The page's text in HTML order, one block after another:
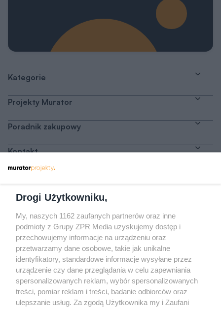
Kategorie
Projekty Murator
Poradnik zakupowy
Kontakt
Odwiedź grupę na Facebooku
Gdybym budował drugi raz - mądry Polak
przed budową
Forum Muratora
Drogi Użytkowniku,
My, naszych 1162 zaufanych partnerów oraz inne
podmioty z Grupy ZPR Media uzyskujemy dostęp i
przechowujemy informacje na urządzeniu oraz
przetwarzamy dane osobowe, takie jak unikalne
identyfikatory, standardowe informacje wysyłane przez
urządzenie czy dane przeglądania w celu zapewniania
spersonalizowanych reklam, wybór spersonalizowanych
treści, pomiar reklam i treści, badanie odbiorców oraz
ulepszanie usług. Za zgodą Użytkownika my i Zaufani